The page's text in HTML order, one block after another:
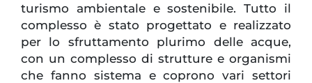
turismo ambientale e sostenibile. Tutto il
complesso è stato progettato e realizzato
per lo sfruttamento plurimo delle acque,
con un complesso di strutture e organismi
che fanno sistema e coprono vari settori